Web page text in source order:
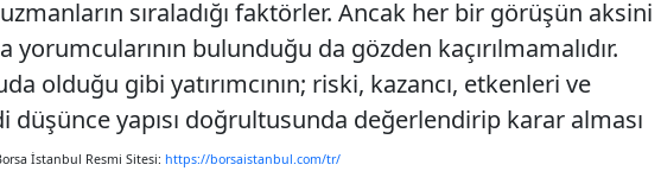
sıraladığı faktörler. Ancak her bir görüşün aksini
yorumcularının bulunduğu da gözden kaçırılmamalıdır.
olduğu gibi yatırımcının; riski, kazancı, etkenleri ve
düşünce yapısı doğrultusunda değerlendirip karar alması
İstanbul Resmi Sitesi: https://borsaistanbul.com/tr/